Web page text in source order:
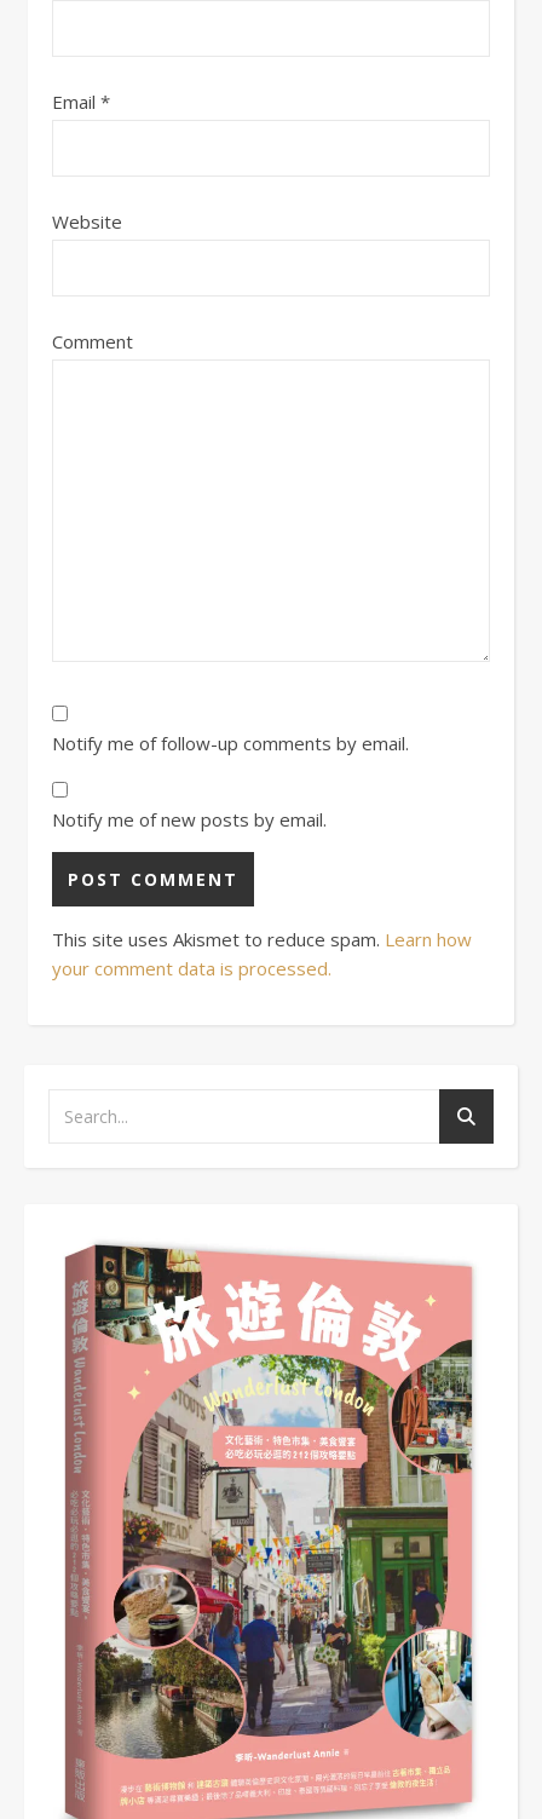
Email *
Website
Comment
Notify me of follow-up comments by email.
Notify me of new posts by email.
This site uses Akismet to reduce spam. Learn how
your comment data is processed.